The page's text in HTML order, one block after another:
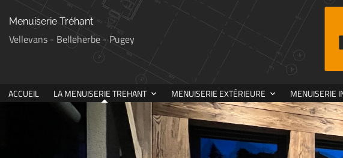
Menuiserie Tréhant
Vellevans - Belleherbe - Pugey
ACCUEIL LA MENUISERIE TREHANT MENUISERIE EXTÉRIEURE MENUISERIE